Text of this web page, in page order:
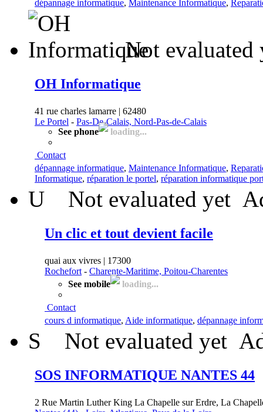
dépannage informatique, Maintenance Informatique,
Not evaluated
OH Informatique
41 rue charles lamarre | 62480
Le Portel - Pas-De-Calais, Nord-Pas-de-Calais
See phone
loading...
Contact
dépannage informatique, Maintenance Informatique,
Informatique, réparation le portel, réparation informatique
U Not evaluated yet
Un clic et tout devient facile
quai aux vivres | 17300
Rochefort - Charente-Maritime, Poitou-Charentes
See mobile
loading...
Contact
cours d informatique, Aide informatique, dépannage
S Not evaluated yet
SOS INFORMATIQUE NANTES 44
2 Rue Martin Luther King La Chapelle sur Erdre, La